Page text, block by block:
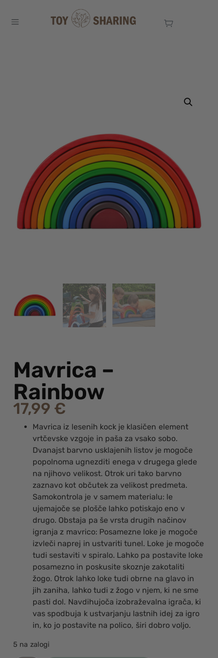
Mavrica –
Rainbow
17,99 €
Mavrica iz lesenih kock je klasičen element
vrtčevske vzgoje in paša za vsako sobo.
Dvanajst barvno usklajenih listov je mogoče
popolnoma ugnezditi enega v drugega glede
na njihovo velikost. Otrok uri tako barvno
zaznavo kot občutek za velikost predmeta.
Samokontrola je v samem materialu: le
ujemajoče se plošče lahko potiskajo eno v
drugo. Obstaja pa še vrsta drugih načinov
igranja z mavrico: Posamezne loke je mogoče
izvleči naprej in ustvariti tunel. Loke je mogoče
tudi sestaviti v spiralo. Lahko pa postavite loke
posamezno in poskusite skoznje zakotaliti
žogo. Otrok lahko loke tudi obrne na glavo in
jih zaniha, lahko tudi z žogo v njem, ki ne sme
pasti dol. Navdihujoča izobraževalna igrača, ki
vas spodbuja k ustvarjanju lastnih idej za igro
in, ko jo postavite na polico, širi dobro voljo.
5 na zalogi